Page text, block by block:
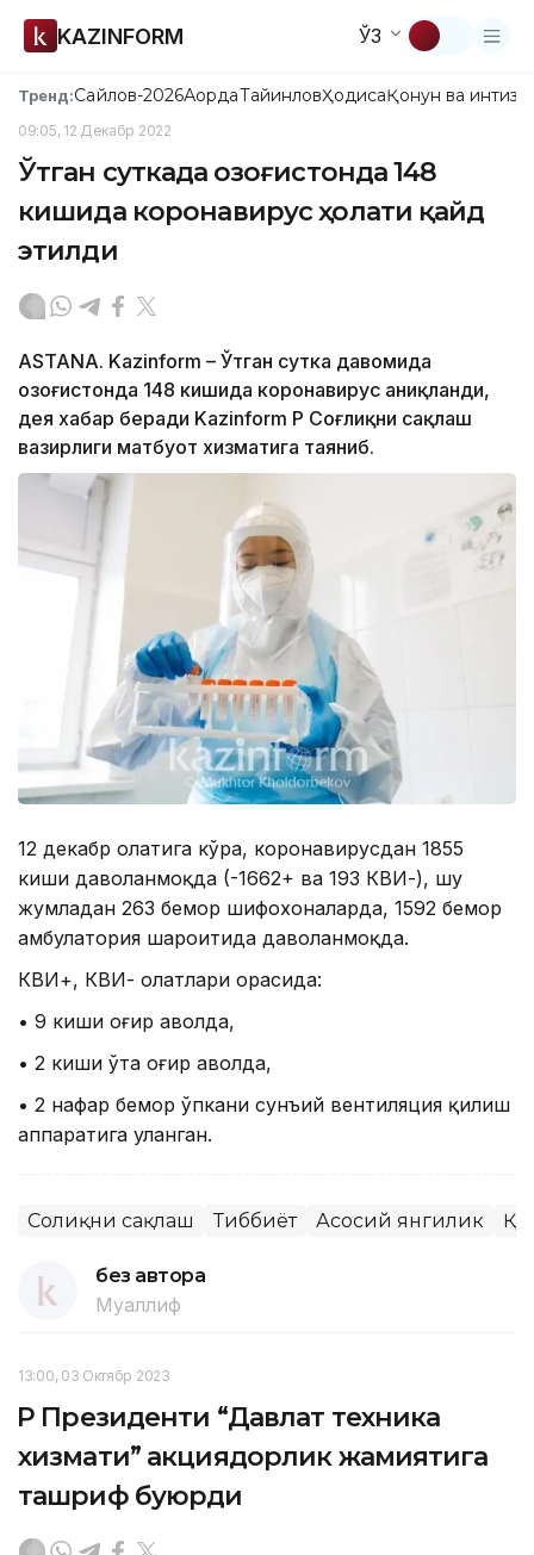
KAZINFORM ЎЗ
Тренд:Сайлов-2026АқордаТайинловҲодисаҚонун ва
09:05, 12 Декабр 2022
Ўтган суткада Қозоғистонда 148
кишида коронавирус ҳолати қайд
этилди
ASTANA. Kazinform – Ўтган сутка давомида
Қозоғистонда 148 кишида коронавирус аниқланди,
дея хабар беради Kazinform ҚР Соғлиқни сақлаш
вазирлиги матбуот хизматига таяниб.
12 декабр ҳолатига кўра, коронавирусдан 1855
киши даволанмоқда (-1662+ ва 193 КВИ-), шу
жумладан 263 бемор шифохоналарда, 1592 бемор
амбулатория шароитида даволанмоқда.
КВИ+, КВИ- ҳолатлари орасида:
• 9 киши оғир аҳволда,
• 2 киши ўта оғир аҳволда,
• 2 нафар бемор ўпкани сунъий вентиляция қилиш
аппаратига уланган.
Соғлиқни сақлаш Тиббиёт Асосий янгилик ҚР
без автора
Муаллиф
13:00, 03 Октябр 2023
ҚР Президенти “Давлат техника
хизмати” акциядорлик жамиятига
ташриф буюрди